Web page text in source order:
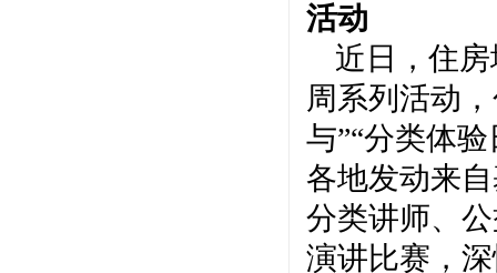
活动
近日，住
周系列活动
与”“分类体
各地发动来
分类讲师、
演讲比赛，